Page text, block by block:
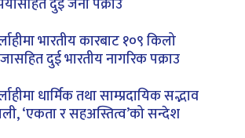
भारतीय कारबाट १०९ किलो
दुई भारतीय नागरिक पक्राउ
धार्मिक तथा साम्प्रदायिक सद्भाव
‘एकता र सहअस्तित्व’को सन्देश